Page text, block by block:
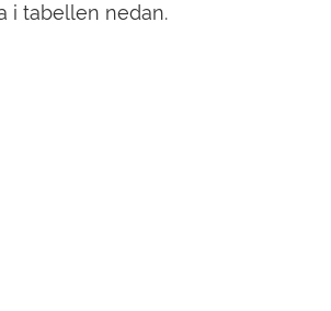
i tabellen nedan.